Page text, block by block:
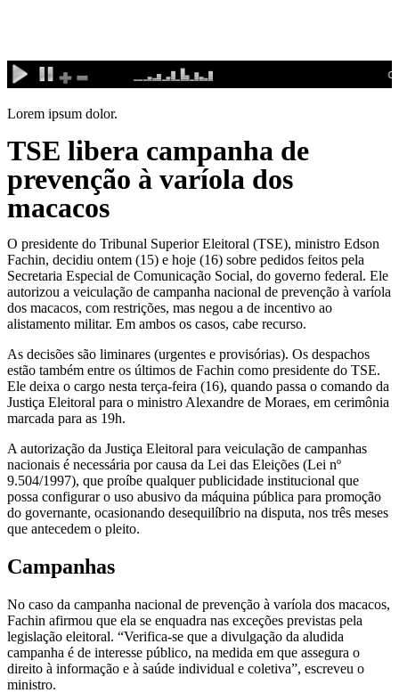
conteúdo
Lorem ipsum dolor.
TSE libera campanha de
prevenção à varíola dos
macacos
O presidente do Tribunal Superior Eleitoral (TSE), ministro Edson
Fachin, decidiu ontem (15) e hoje (16) sobre pedidos feitos pela
Secretaria Especial de Comunicação Social, do governo federal. Ele
autorizou a veiculação de campanha nacional de prevenção à varíola
dos macacos, com restrições, mas negou a de incentivo ao
alistamento militar. Em ambos os casos, cabe recurso.
As decisões são liminares (urgentes e provisórias). Os despachos
estão também entre os últimos de Fachin como presidente do TSE.
Ele deixa o cargo nesta terça-feira (16), quando passa o comando da
Justiça Eleitoral para o ministro Alexandre de Moraes, em cerimônia
marcada para as 19h.
A autorização da Justiça Eleitoral para veiculação de campanhas
nacionais é necessária por causa da Lei das Eleições (Lei nº
9.504/1997), que proíbe qualquer publicidade institucional que
possa configurar o uso abusivo da máquina pública para promoção
do governante, ocasionando desequilíbrio na disputa, nos três meses
que antecedem o pleito.
Campanhas
No caso da campanha nacional de prevenção à varíola dos macacos,
Fachin afirmou que ela se enquadra nas exceções previstas pela
legislação eleitoral. “Verifica-se que a divulgação da aludida
campanha é de interesse público, na medida em que assegura o
direito à informação e à saúde individual e coletiva”, escreveu o
ministro.